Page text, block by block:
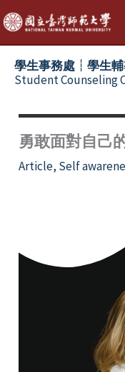
Skip
to
content
學生事務處┆學生
Student Counseling
勇敢面對自己
Article, Self